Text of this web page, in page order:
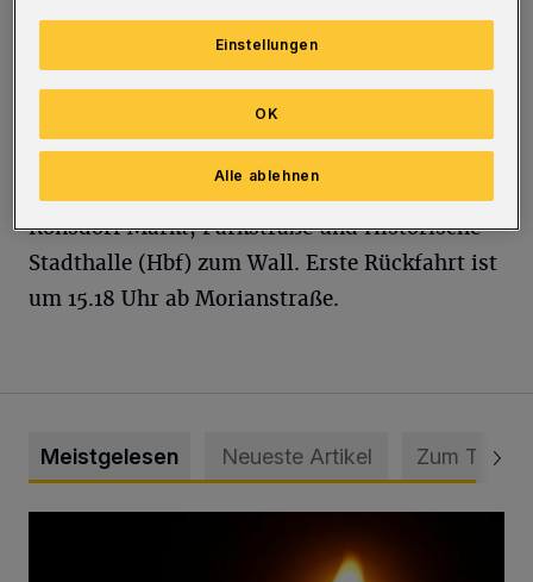
im Fünf-Minuten-Takt. Für die Fahrt von
Ronsdorf nach Elberfeld werden zusätzlich
Einsatzwagen eingesetzt.
Die Busse fahren am Sonntag ab 12.37 Uhr
Ronsdorf Markt, Parkstraße und Historische
Stadthalle (Hbf) zum Wall. Erste Rückfahrt ist
um 15.18 Uhr ab Morianstraße.
Meistgelesen Neueste Artikel Zum Thema
Einstellungen
Alle ablehnen
OK